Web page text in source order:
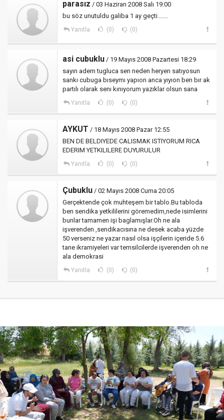
parasız / 03 Haziran 2008 Salı 19:00
bu söz unutuldu galiba 1 ay geçti.......
Yanıtla (0) (0)
asi cubuklu / 19 Mayıs 2008 Pazartesi 18:29
sayın adem tugluca sen neden heryerı satıyosun
sankı cubuga bıseymı yapıon anca yıyıon ben bır ak
partılı olarak senı kınıyorum yazıklar olsun sana
Yanıtla (0) (0)
AYKUT / 18 Mayıs 2008 Pazar 12:55
BEN DE BELDIYEDE CALISMAK ISTIYORUM RICA
EDERIM YETKILILERE DUYURULUR
Yanıtla (0) (0)
Çubuklu / 02 Mayıs 2008 Cuma 20:05
Gerçektende çok muhteşem bir tablo.Bu tabloda
ben sendika yetkililerini göremedim,nede isimlerini
bunlar tamamen işi baglamışlar.Oh ne ala
işverenden ,sendikacısına ne desek acaba yüzde
50 verseniz ne yazar nasıl olsa işçilerin içeride 5.6
tane ikramiyeleri var temsilcilerde işverenden oh ne
ala demokrasi
Yanıtla (0) (0)